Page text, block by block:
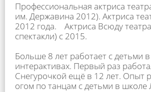
Профессиональная актриса
им. Державина 2012). Актриса
2012 года.⠀ Актриса Всюду
спектакли) с 2015.
Больше 8 лет рабо­тает с детьми в
интерактивах. Первый раз
Снегурочкой ещё в 12 лет. Опыт
огом по танцам с детьми в школе